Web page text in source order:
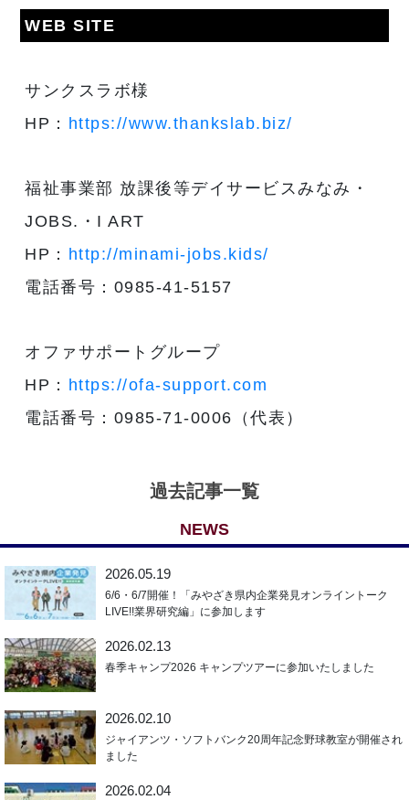
WEB SITE
サンクスラボ様
HP： https://www.thankslab.biz/
福祉事業部 放課後等デイサービスみなみ・
JOBS.・I ART
HP： http://minami-jobs.kids/
電話番号：0985-41-5157
オファサポートグループ
HP： https://ofa-support.com
電話番号：0985-71-0006（代表）
過去記事一覧
NEWS
2026.05.19
6/6・6/7開催！「みやざき県内企業発見オンライントーク
LIVE!!業界研究編」に参加します
2026.02.13
春季キャンプ2026 キャンプツアーに参加いたしました
2026.02.10
ジャイアンツ・ソフトバンク20周年記念野球教室が開催され
ました
2026.02.04